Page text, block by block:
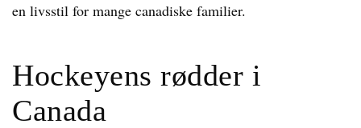
en livsstil for mange canadiske familier.
Hockeyens rødder i
Canada